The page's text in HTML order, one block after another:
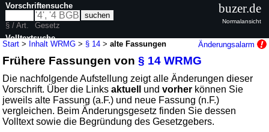
Start > Inhalt WRMG > § 14 >alte Fassungen Änderungsalarm
Frühere Fassungen von§ 14 WRMG
Die nachfolgende Aufstellung zeigt alle Änderungen dieser
Vorschrift. Über die Linksaktuell undvorher können Sie
jeweils alte Fassung (a.F.) und neue Fassung (n.F.)
vergleichen. Beim Änderungsgesetz finden Sie dessen
Volltext sowie die Begründung des Gesetzgebers.
Vorschriftensuche
§ / Art.
Gesetz
Volltextsuche
nur in WRMG
buzer.de
Normalansicht